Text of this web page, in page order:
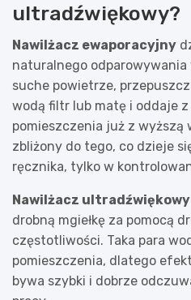
ultradźwiękowy?
Nawilżacz ewaporacyjny
naturalnego
suche powietrze,
wodą filtr lub matę i oddaje
pomieszczenia już z wyższą
zbliżony do tego, co dzieje
ręcznika, tylko w
Nawilżacz ultradźwiękowy
drobną mgiełkę za pomocą
częstotliwości. Taka para
pomieszczenia, dlatego
bywa szybki i dobrze